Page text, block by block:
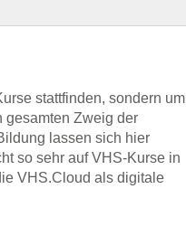
stattfinden, sondern um
gesamten Zweig der
lassen sich hier
so sehr auf VHS-Kurse in
VHS.Cloud als digitale